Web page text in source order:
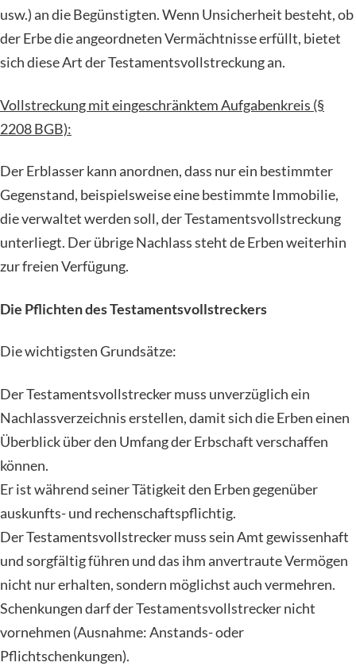
usw.) an die Begünstigten. Wenn Unsicherheit besteht, ob
der Erbe die angeordneten Vermächtnisse erfüllt, bietet
sich diese Art der Testamentsvollstreckung an.
Vollstreckung mit eingeschränktem Aufgabenkreis (§
2208 BGB):
Der Erblasser kann anordnen, dass nur ein bestimmter
Gegenstand, beispielsweise eine bestimmte Immobilie,
die verwaltet werden soll, der Testamentsvollstreckung
unterliegt. Der übrige Nachlass steht de Erben weiterhin
zur freien Verfügung.
Die Pflichten des Testamentsvollstreckers
Die wichtigsten Grundsätze:
Der Testamentsvollstrecker muss unverzüglich ein
Nachlassverzeichnis erstellen, damit sich die Erben einen
Überblick über den Umfang der Erbschaft verschaffen
können.
Er ist während seiner Tätigkeit den Erben gegenüber
auskunfts- und rechenschaftspflichtig.
Der Testamentsvollstrecker muss sein Amt gewissenhaft
und sorgfältig führen und das ihm anvertraute Vermögen
nicht nur erhalten, sondern möglichst auch vermehren.
Schenkungen darf der Testamentsvollstrecker nicht
vornehmen (Ausnahme: Anstands- oder
Pflichtschenkungen).